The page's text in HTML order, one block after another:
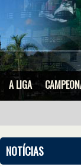
A LIGA
NOTÍCIAS